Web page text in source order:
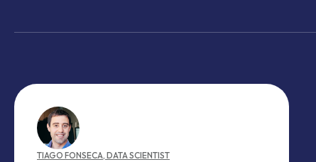
TIAGO FONSECA, DATA SCIENTIST